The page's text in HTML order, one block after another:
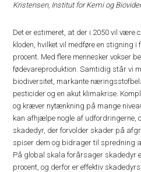
Kristensen, Institut for Kemi og
Det er estimeret, at der i 2050 vil være
kloden, hvilket vil medføre en stigning
procent. Med flere mennesker vokser
fødevareproduktion. Samtidig står vi
biodiversitet, markante
pesticider og en akut klimakrise.
og kræver nytænkning på mange
kan afhjælpe nogle af udfordringerne,
skadedyr, der forvolder skader på
spiser dem og bidrager til spredning
På global skala forårsager skadedyr
procent, og derfor er effektiv